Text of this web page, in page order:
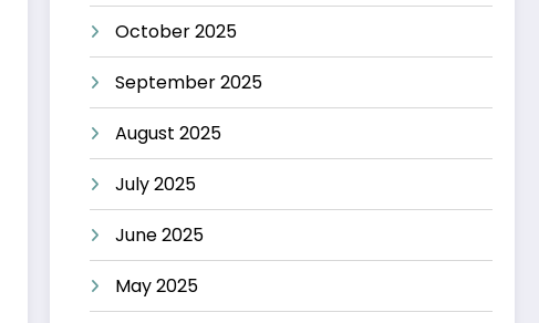
October 2025
September 2025
August 2025
July 2025
June 2025
May 2025